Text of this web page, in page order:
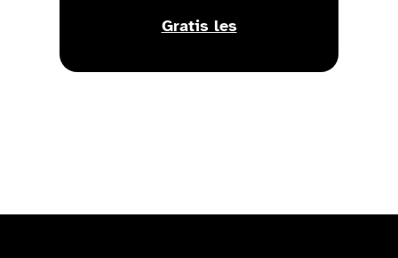
Gratis les